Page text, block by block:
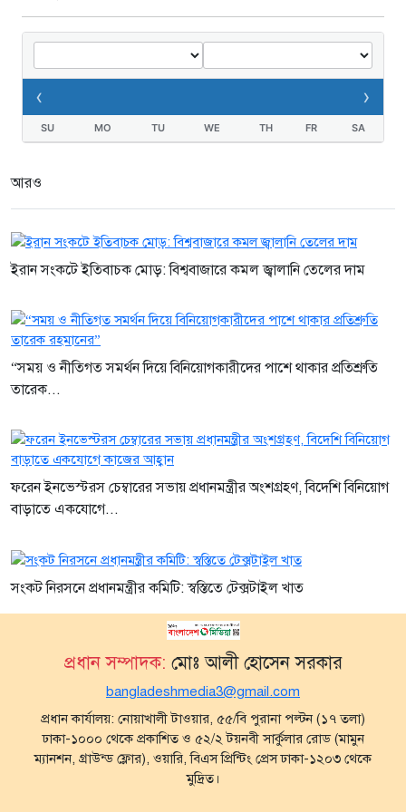
‹ ›
SU MO TU WE TH FR SA
আরও
ইরান সংকটে ইতিবাচক মোড়: বিশ্ববাজারে কমল জ্বালানি তেলের দাম
“সময় ও নীতিগত সমর্থন দিয়ে বিনিয়োগকারীদের পাশে থাকার প্রতিশ্রুতি
তারেক...
ফরেন ইনভেস্টরস চেম্বারের সভায় প্রধানমন্ত্রীর অংশগ্রহণ, বিদেশি বিনিয়োগ
বাড়াতে একযোগে...
সংকট নিরসনে প্রধানমন্ত্রীর কমিটি: স্বস্তিতে টেক্সটাইল খাত
প্রধান সম্পাদক: মোঃ আলী হোসেন সরকার
bangladeshmedia3@gmail.com
প্রধান কার্যালয়: নোয়াখালী টাওয়ার, ৫৫/বি পুরানা পল্টন (১৭ তলা)
ঢাকা-১০০০ থেকে প্রকাশিত ও ৫২/২ টয়নবী সার্কুলার রোড (মামুন
ম্যানশন, গ্রাউন্ড ফ্লোর), ওয়ারি, বিএস প্রিন্টিং প্রেস ঢাকা-১২০৩ থেকে
মুদ্রিত।